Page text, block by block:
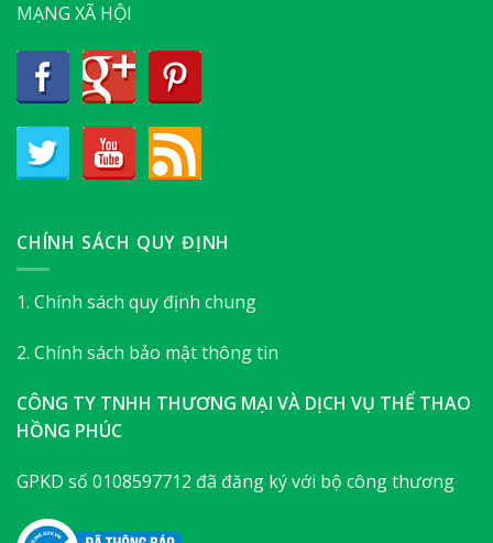
MẠNG XÃ HỘI
CHÍNH SÁCH QUY ĐỊNH
1. Chính sách quy định chung
2. Chính sách bảo mật thông tin
CÔNG TY TNHH THƯƠNG MẠI VÀ DỊCH VỤ THỂ THAO
HỒNG PHÚC
GPKD số 0108597712 đã đăng ký với bộ công thương